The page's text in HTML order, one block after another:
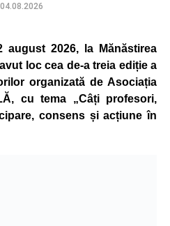
04.08.2026
august 2026, la Mănăstirea
loc cea de-a treia ediție a
organizată de Asociația
cu tema „Câți profesori,
consens și acțiune în